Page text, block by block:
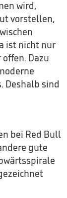
wird,
vorstellen,
ist nicht nur
Dazu
Deshalb sind
bei Red Bull
gute